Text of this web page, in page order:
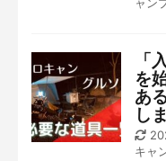
「
を
あ
し
キャ